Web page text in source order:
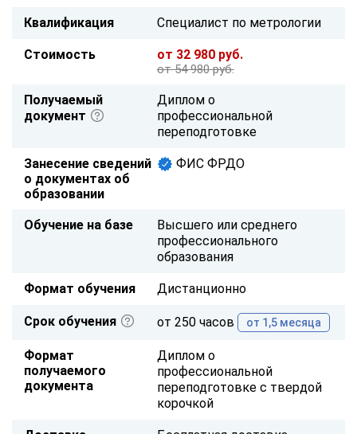
Квалификация Специалист по метрологии
Стоимость от 32 980 руб.
от 54 980 руб.
Получаемый
документ
Диплом о
профессиональной
переподготовке
Занесение сведений
о документах об
образовании
ФИС ФРДО
Обучение на базе
Высшего или среднего
профессионального
образования
Формат обучения Дистанционно
Срок обучения от 250 часов от 1,5 месяца
Формат
получаемого
документа
Диплом о
профессиональной
переподготовке с твердой
корочкой